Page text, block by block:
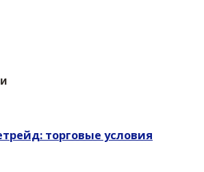
торговые условия